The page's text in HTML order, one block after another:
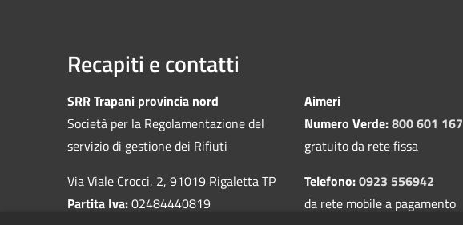
Recapiti e contatti
SRR Trapani provincia nord
Società per la Regolamentazione del
servizio di gestione dei Rifiuti
Via Viale Crocci, 2, 91019 Rigaletta TP
Partita Iva:02484440819
Aimeri
Numero Verde:800 601 167
gratuito da rete fissa
Telefono:0923 556942
da rete mobile a pagamento